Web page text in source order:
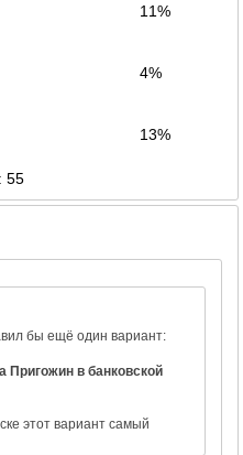
11%
4%
13%
55
бы ещё один вариант:
Пригожин в банковской
этот вариант самый